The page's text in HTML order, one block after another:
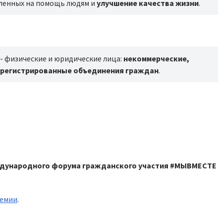
на помощь людям и улучшение качества жизни.
физические и юридические лица: некоммерческие,
объединения граждан.
форума гражданского участия #МЫВМЕСТЕ
.